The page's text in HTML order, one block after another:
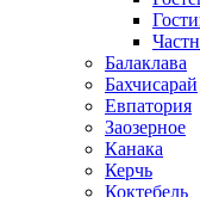
Балаклава
Бахчисарай
Евпатория
Заозерное
Канака
Керчь
Коктебель